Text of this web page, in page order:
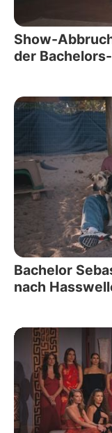
Show-
der
Bachelor
nach